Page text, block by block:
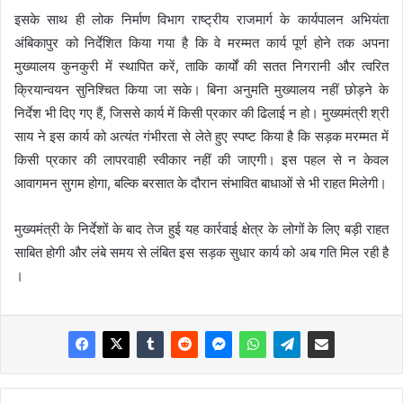
इसके साथ ही लोक निर्माण विभाग राष्ट्रीय राजमार्ग के कार्यपालन अभियंता
अंबिकापुर को निर्देशित किया गया है कि वे मरम्मत कार्य पूर्ण होने तक अपना
मुख्यालय कुनकुरी में स्थापित करें, ताकि कार्यों की सतत निगरानी और त्वरित
क्रियान्वयन सुनिश्चित किया जा सके। बिना अनुमति मुख्यालय नहीं छोड़ने के
निर्देश भी दिए गए हैं, जिससे कार्य में किसी प्रकार की ढिलाई न हो। मुख्यमंत्री श्री
साय ने इस कार्य को अत्यंत गंभीरता से लेते हुए स्पष्ट किया है कि सड़क मरम्मत में
किसी प्रकार की लापरवाही स्वीकार नहीं की जाएगी। इस पहल से न केवल
आवागमन सुगम होगा, बल्कि बरसात के दौरान संभावित बाधाओं से भी राहत मिलेगी।
मुख्यमंत्री के निर्देशों के बाद तेज हुई यह कार्रवाई क्षेत्र के लोगों के लिए बड़ी राहत
साबित होगी और लंबे समय से लंबित इस सड़क सुधार कार्य को अब गति मिल रही है
।